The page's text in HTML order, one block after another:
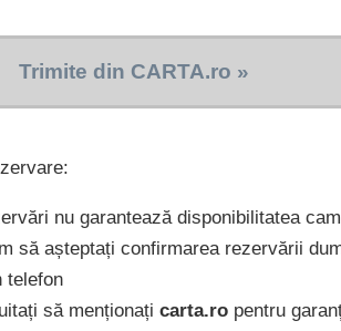
Trimite din CARTA.ro »
nu garantează disponibilitatea
să așteptați confirmarea rezervării
telefon
să menționați carta.ro pentru